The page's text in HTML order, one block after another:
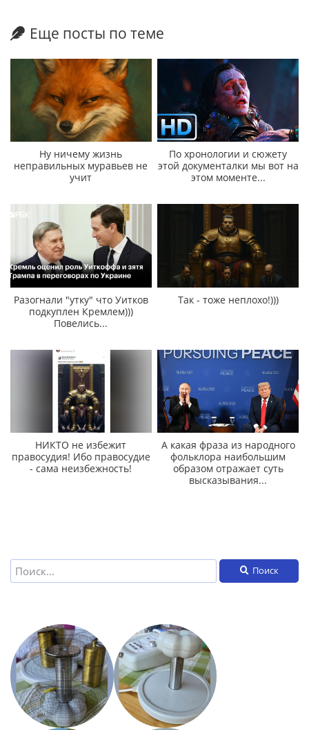
Еще посты по теме
Ну ничему жизнь
неправильных муравьев не
учит
По хронологии и сюжету
этой документалки мы вот на
этом моменте...
Разогнали "утку" что Уитков
подкуплен Кремлем)))
Повелись...
Так - тоже неплохо!)))
НИКТО не избежит
правосудия! Ибо правосудие
- сама неизбежность!
А какая фраза из народного
фольклора наибольшим
образом отражает суть
высказывания...
Поиск